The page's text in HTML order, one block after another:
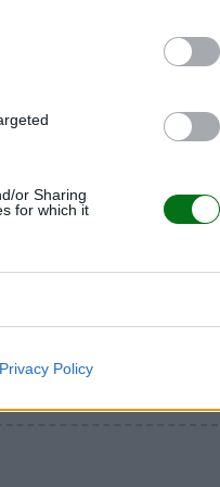
or Sharing
for which it
Privacy Policy
experiencia este año?
y niños